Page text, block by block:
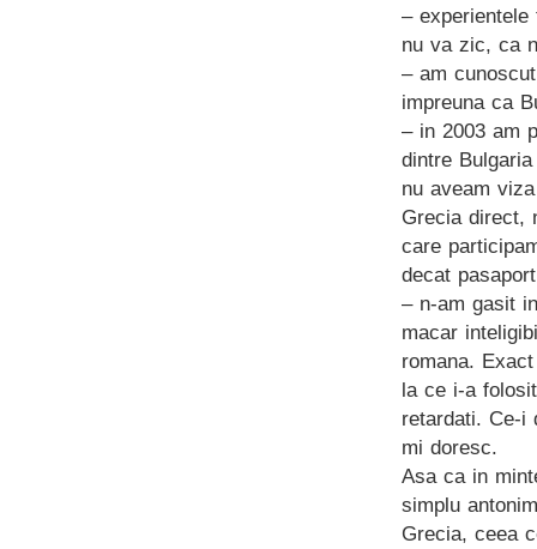
–
nu va zic, ca
– am
impreuna ca
– in 2003 am
dintre
nu aveam
Grecia direct,
care
decat
– n-am gasit
macar
romana.
la ce i-a
retardati. Ce-i
mi doresc.
Asa ca in
simplu
Grecia, ceea